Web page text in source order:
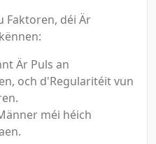
Faktoren, déi Är
Är Puls an
och d'Regularitéit vun
méi héich